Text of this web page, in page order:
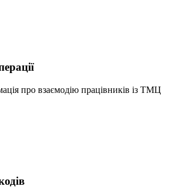
про взаємодію працівників із ТМЦ